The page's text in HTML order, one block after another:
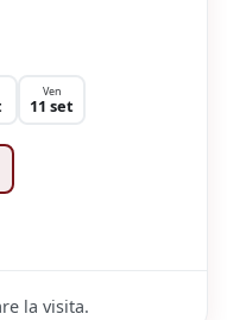
Ven
11 set
la visita.